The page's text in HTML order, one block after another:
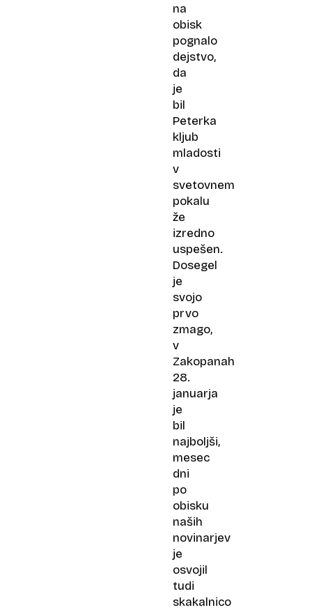
na
obisk
pognalo
dejstvo,
da
je
bil
Peterka
kljub
mladosti
v
svetovnem
pokalu
že
izredno
uspešen.
Dosegel
je
svojo
prvo
zmago,
v
Zakopanah
28.
januarja
je
bil
najboljši,
mesec
dni
po
obisku
naših
novinarjev
je
osvojil
tudi
skakalnico